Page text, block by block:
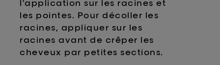
l'application sur les racines et
les pointes. Pour décoller les
racines, appliquer sur les
racines avant de crêper les
cheveux par petites sections.